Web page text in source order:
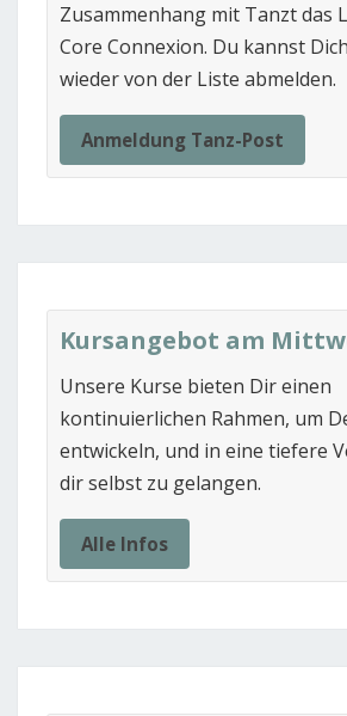
Zusammenhang mit Tanzt das
Core Connexion. Du kannst
wieder von der Liste abmelden.
Anmeldung Tanz-Post
Kursangebot am
Unsere Kurse bieten Dir einen
kontinuierlichen Rahmen, um
entwickeln, und in eine tiefere
dir selbst zu gelangen.
Alle Infos